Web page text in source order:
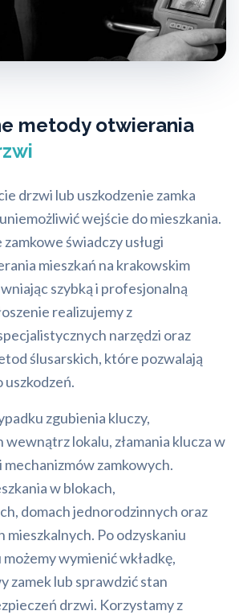
metody otwierania
drzwi lub uszkodzenie zamka
wejście do mieszkania.
świadczy usługi
mieszkań na krakowskim
szybką i profesjonalną
realizujemy z
narzędzi oraz
ślusarskich, które pozwalają
uszkodzeń.
zgubienia kluczy,
lokalu, złamania klucza w
mechanizmów zamkowych.
w blokach,
domach jednorodzinnych oraz
mieszkalnych. Po odzyskaniu
wymienić wkładkę,
zamek lub sprawdzić stan
drzwi. Korzystamy z